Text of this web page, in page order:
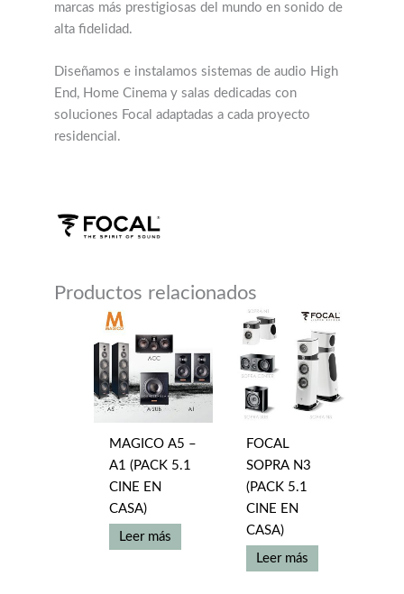
marcas más prestigiosas del mundo en sonido de
alta fidelidad.
Diseñamos e instalamos sistemas de audio High
End, Home Cinema y salas dedicadas con
soluciones Focal adaptadas a cada proyecto
residencial.
Productos relacionados
MAGICO A5 –
A1 (PACK 5.1
CINE EN
CASA)
Leer más
FOCAL
SOPRA N3
(PACK 5.1
CINE EN
CASA)
Leer más